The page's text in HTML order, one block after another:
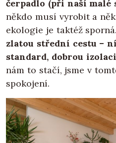
čerpadlo (při naší malé
někdo musí vyrobit a
ekologie je taktéž sporná.
zlatou střední cestu –
standard, dobrou
nám to stačí, jsme v
spokojení.